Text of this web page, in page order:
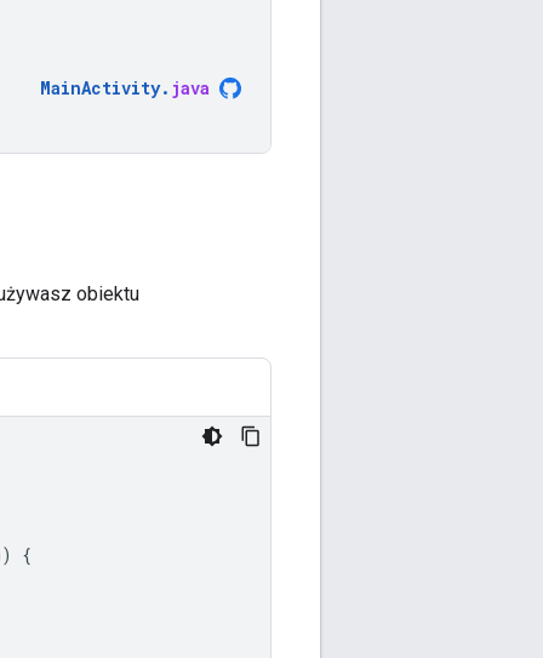
MainActivity. java
obiektu
)
{